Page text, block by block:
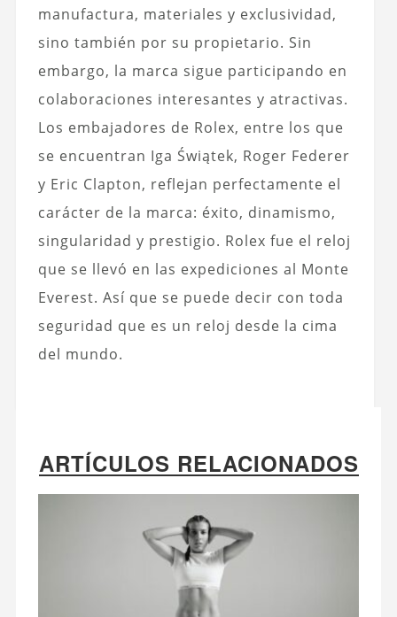
manufactura, materiales y exclusividad,
sino también por su propietario. Sin
embargo, la marca sigue participando en
colaboraciones interesantes y atractivas.
Los embajadores de Rolex, entre los que
se encuentran Iga Świątek, Roger Federer
y Eric Clapton, reflejan perfectamente el
carácter de la marca: éxito, dinamismo,
singularidad y prestigio. Rolex fue el reloj
que se llevó en las expediciones al Monte
Everest. Así que se puede decir con toda
seguridad que es un reloj desde la cima
del mundo.
ARTÍCULOS RELACIONADOS